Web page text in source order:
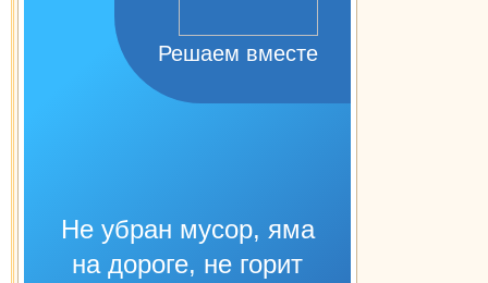
Решаем вместе
Не убран мусор, яма
на дороге, не горит